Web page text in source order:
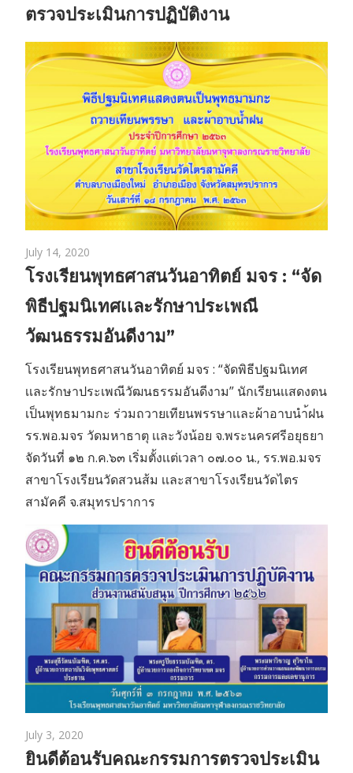
ตรวจประเมินการปฏิบัติงาน
July 14, 2020
โรงเรียนพุทธศาสนวันอาทิตย์ มจร : “จัด
พิธีปฐมนิเทศเเละรักษาประเพณี
วัฒนธรรมอันดีงาม”
โรงเรียนพุทธศาสนวันอาทิตย์ มจร : “จัดพิธีปฐมนิเทศ
เเละรักษาประเพณีวัฒนธรรมอันดีงาม” นักเรียนเเสดงตน
เป็นพุทธมามกะ ร่วมถวายเทียนพรรษาเเละผ้าอาบนำ้ฝน
รร.พอ.มจร วัดมหาธาตุ เเละวังน้อย จ.พระนครศรีอยุธยา
จัดวันที่ ๑๒ ก.ค.๖๓ เริ่มตั้งเเต่เวลา ๐๗.๐๐ น., รร.พอ.มจร
สาขาโรงเรียนวัดสวนส้ม เเละสาขาโรงเรียนวัดไตร
สามัคคี จ.สมุทรปราการ
July 3, 2020
ยินดีต้อนรับคณะกรรมการตรวจประเมิน